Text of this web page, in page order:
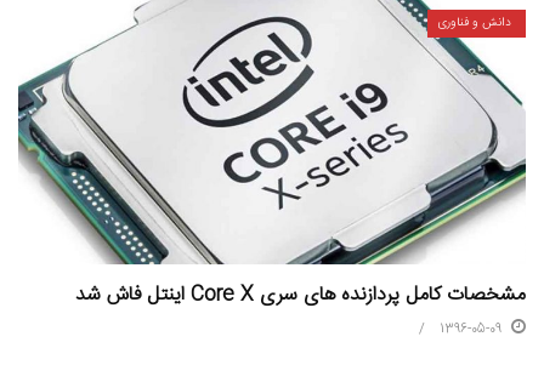
دانش و فناوری
مشخصات کامل پردازنده های سری Core X اینتل فاش شد
1396-05-09